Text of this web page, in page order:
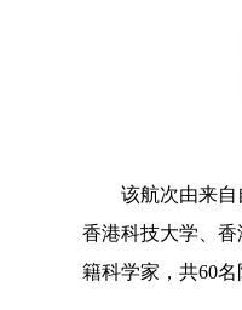
该航次由来自
香港科技大学、
籍科学家，共60名